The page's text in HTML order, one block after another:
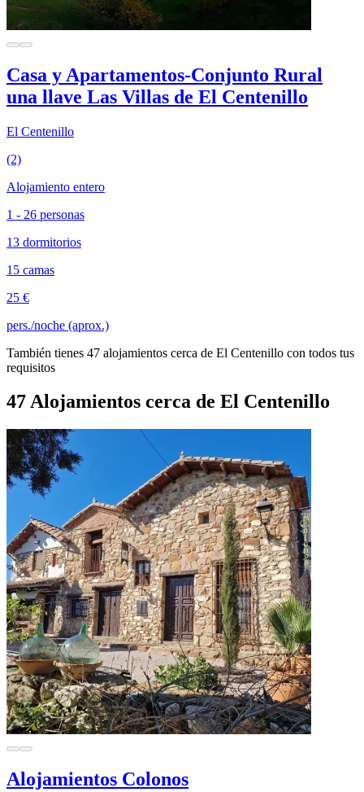
Casa y Apartamentos-Conjunto Rural
una llave Las Villas de El Centenillo
El Centenillo
(2)
Alojamiento entero
1 - 26 personas
13 dormitorios
15 camas
25 €
pers./noche (aprox.)
También tienes 47 alojamientos cerca de El Centenillo con todos tus
requisitos
47 Alojamientos cerca de El Centenillo
Alojamientos Colonos